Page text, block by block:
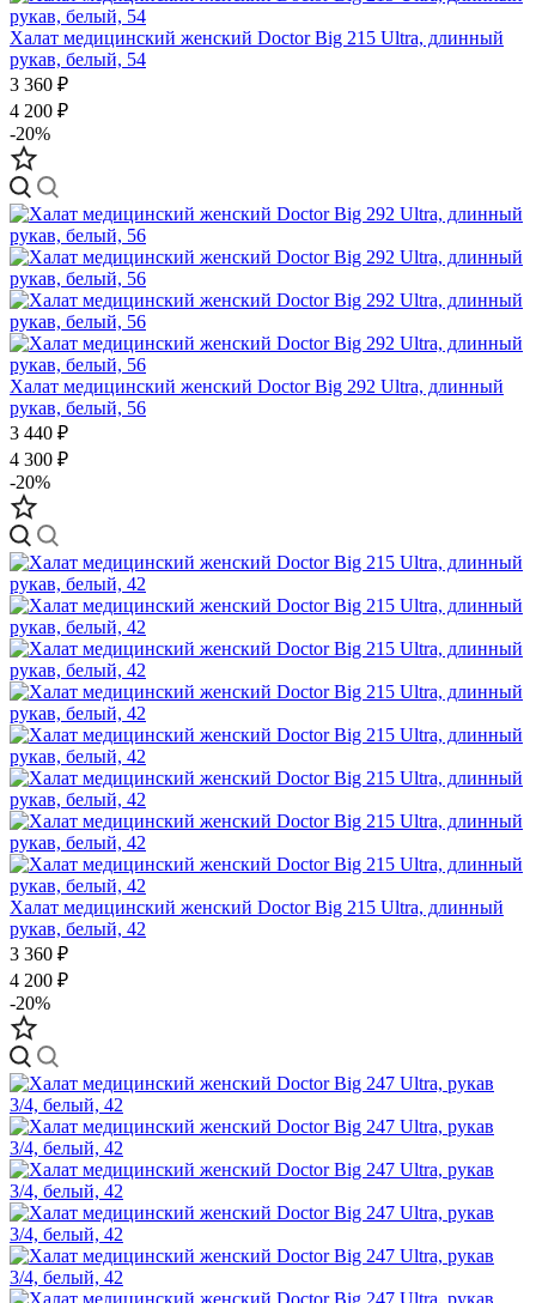
Халат медицинский женский Doctor Big 215 Ultra, длинный
рукав, белый, 54
3 360 ₽
4 200 ₽
-20%
Халат медицинский женский Doctor Big 292 Ultra, длинный
рукав, белый, 56
3 440 ₽
4 300 ₽
-20%
Халат медицинский женский Doctor Big 215 Ultra, длинный
рукав, белый, 42
3 360 ₽
4 200 ₽
-20%